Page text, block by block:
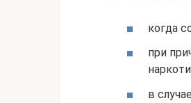
когда
при
в